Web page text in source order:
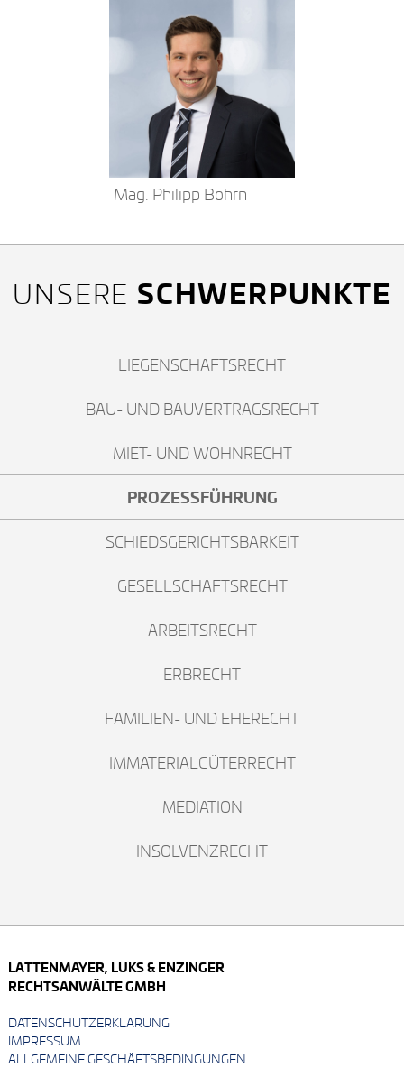
Mag. Philipp Bohrn
UNSERE SCHWERPUNKTE
LIEGENSCHAFTSRECHT
BAU- UND BAUVERTRAGSRECHT
MIET- UND WOHNRECHT
PROZESSFÜHRUNG
SCHIEDSGERICHTSBARKEIT
GESELLSCHAFTSRECHT
ARBEITSRECHT
ERBRECHT
FAMILIEN- UND EHERECHT
IMMATERIALGÜTERRECHT
MEDIATION
INSOLVENZRECHT
LATTENMAYER, LUKS & ENZINGER
RECHTSANWÄLTE GMBH
DATENSCHUTZERKLÄRUNG
IMPRESSUM
ALLGEMEINE GESCHÄFTSBEDINGUNGEN